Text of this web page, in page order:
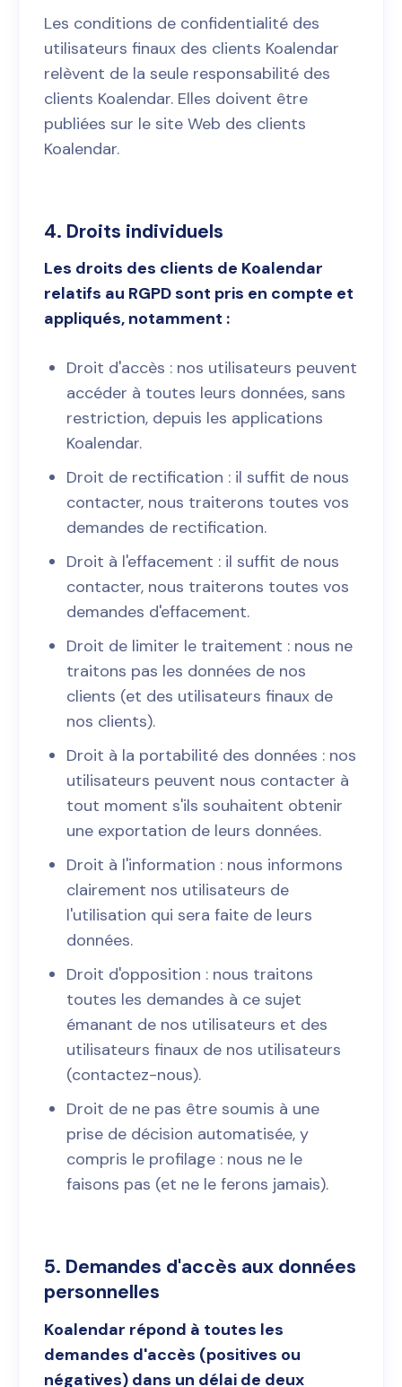
Les conditions de confidentialité des
utilisateurs finaux des clients Koalendar
relèvent de la seule responsabilité des
clients Koalendar. Elles doivent être
publiées sur le site Web des clients
Koalendar.
4. Droits individuels
Les droits des clients de Koalendar
relatifs au RGPD sont pris en compte et
appliqués, notamment :
Droit d'accès : nos utilisateurs peuvent
accéder à toutes leurs données, sans
restriction, depuis les applications
Koalendar.
Droit de rectification : il suffit de nous
contacter, nous traiterons toutes vos
demandes de rectification.
Droit à l'effacement : il suffit de nous
contacter, nous traiterons toutes vos
demandes d'effacement.
Droit de limiter le traitement : nous ne
traitons pas les données de nos
clients (et des utilisateurs finaux de
nos clients).
Droit à la portabilité des données : nos
utilisateurs peuvent nous contacter à
tout moment s'ils souhaitent obtenir
une exportation de leurs données.
Droit à l'information : nous informons
clairement nos utilisateurs de
l'utilisation qui sera faite de leurs
données.
Droit d'opposition : nous traitons
toutes les demandes à ce sujet
émanant de nos utilisateurs et des
utilisateurs finaux de nos utilisateurs
(contactez-nous).
Droit de ne pas être soumis à une
prise de décision automatisée, y
compris le profilage : nous ne le
faisons pas (et ne le ferons jamais).
5. Demandes d'accès aux données
personnelles
Koalendar répond à toutes les
demandes d'accès (positives ou
négatives) dans un délai de deux